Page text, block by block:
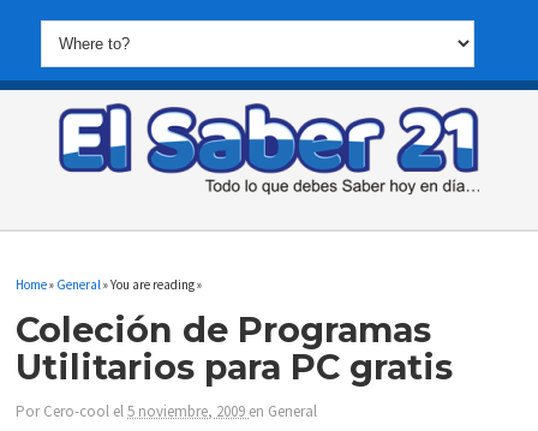
Home» General » You are reading »
Coleción de Programas
Utilitarios para PC gratis
PorCero-cool el5 noviembre, 2009 en General